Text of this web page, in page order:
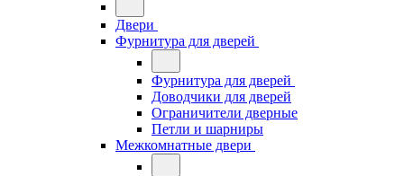
Двери
Фурнитура для дверей
Фурнитура для дверей
Доводчики для дверей
Ограничители дверные
Петли и шарниры
Межкомнатные двери